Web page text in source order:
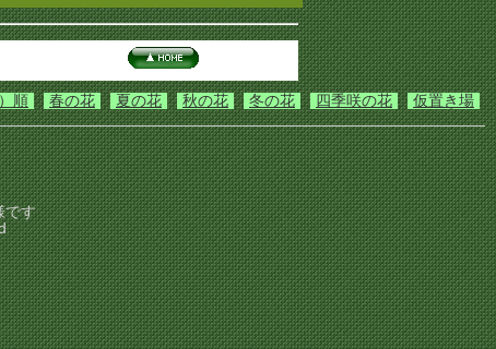
仮置き場
四季咲の花
冬の花
秋の花
夏の花
春の花
順
です